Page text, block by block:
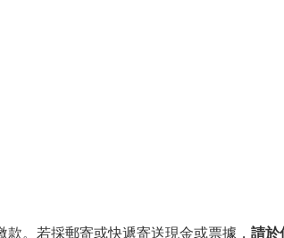
。若採郵寄或快遞寄送現金或票據， 請於